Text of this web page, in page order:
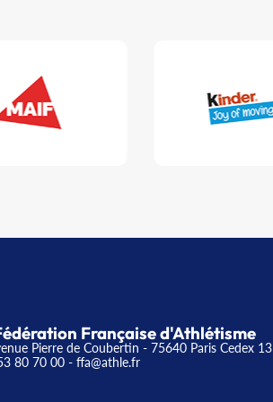
Française d'Athlétisme
Pierre de Coubertin - 75640 Paris Cedex 13
80 70 00 - ffa@athle.fr